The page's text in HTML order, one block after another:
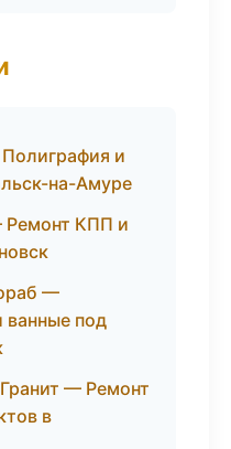
и
на-Амуре
Ремонт КПП и
—
ванные под
— Ремонт
в